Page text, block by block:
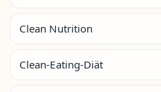
Clean Nutrition
Clean-Eating-Diät